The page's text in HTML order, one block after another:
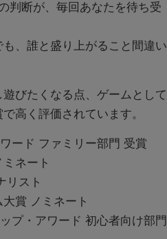
判断が、毎回あなたを待ち受
、誰と盛り上がること間違い
びたくなる点、ゲームとして
高く評価されています。
ード ファミリー部門 受賞
ネート
リスト
賞 ノミネート
プ・アワード 初心者向け部門